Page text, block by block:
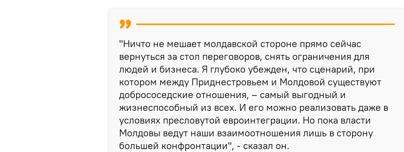
"Ничто не мешает молдавской стороне прямо сейчас
вернуться за стол переговоров, снять ограничения для
людей и бизнеса. Я глубоко убежден, что сценарий, при
котором между Приднестровьем и Молдовой существуют
добрососедские отношения, – самый выгодный и
жизнеспособный из всех. И его можно реализовать даже в
условиях пресловутой евроинтеграции. Но пока власти
Молдовы ведут наши взаимоотношения лишь в сторону
большей конфронтации", - сказал он.